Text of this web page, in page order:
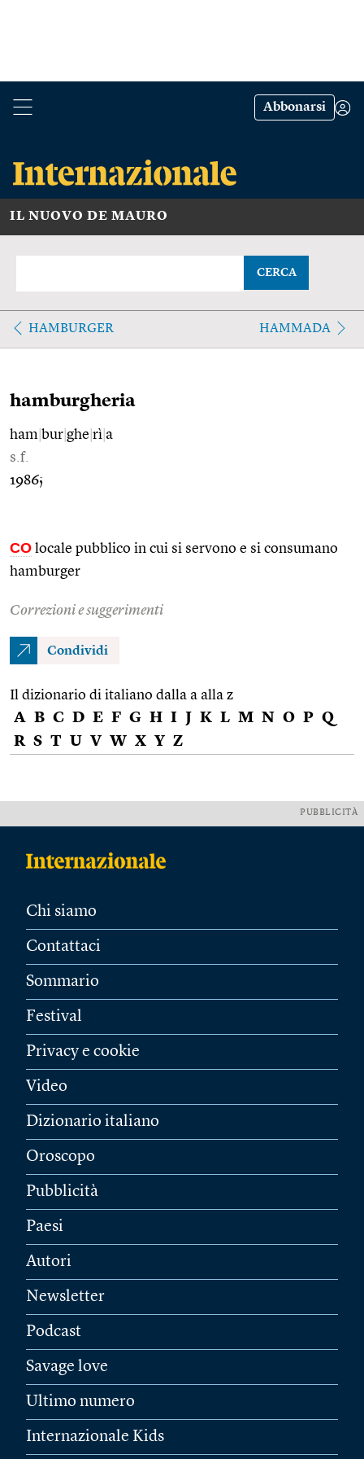
Abbonarsi
IL NUOVO DE MAURO
CERCA
HAMBURGER HAMMADA
hamburgheria
ham bur ghe rì a
s.f.
1986;
CO locale pubblico in cui si servono e si consumano
hamburger
Correzioni e suggerimenti
Condividi
Il dizionario di italiano dalla a alla z
A B C D E F G H I J K L M N O P Q
R S T U V W X Y Z
PUBBLICITÀ
Chi siamo
Contattaci
Sommario
Festival
Privacy e cookie
Video
Dizionario italiano
Oroscopo
Pubblicità
Paesi
Autori
Newsletter
Podcast
Savage love
Ultimo numero
Internazionale Kids